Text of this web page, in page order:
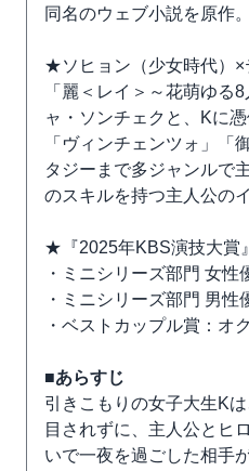
同名のウェブ小説を原作
★ソヒョン（少女時代）×
「麗＜レイ＞～花萌ゆ
ャ・ソンチェクと、Kに
「ヴィンチェンツォ」
タジーまで多ジャンルで
のスキルを持つ主人公の
★『2025年KBS演技大賞
・ミニシリーズ部門 女性
・ミニシリーズ部門 男
・ベストカップル賞：オ
■あらすじ
引きこもりの女子大生K
目されずに、主人公とヒ
いで一夜を過ごした相手